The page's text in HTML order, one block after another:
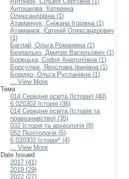
Антошкова, Катерина
Олександрівна (1)
Атаманчук, Сніжана Ігорівна (1)
Атаманюк, Євгеній Олександрович
(1)
Баглай, Ольга Романівна (1)
Безпалько, Дмитро Васильович (1)
Борецька, Софія Анатоліївна (1)
Борсулюк, Ярослава Іванівна (1)
Борідко, Ольга Русланівна (1)
... View More
Тема
014 Середня освіта (Історія) (40)
6.020302 Історія (36)
014 Середня освіта (Історія та
правознавство) (35)
032 Історія та археологія (9)
052 Політологія (5)
6.020302 Історія* (4)
... View More
Date Issued
2017 (41)
2019 (29)
2022 (27)